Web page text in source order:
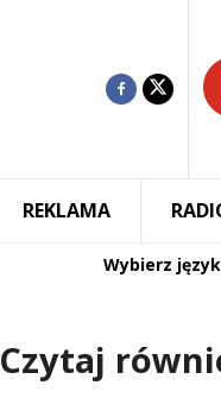
REKLAMA
Wybierz język
Czytaj